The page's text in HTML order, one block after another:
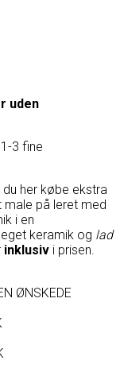
uden
3 fine
her købe ekstra
male på leret med
i en
keramik og lad
inklusiv i prisen.
ØNSKEDE